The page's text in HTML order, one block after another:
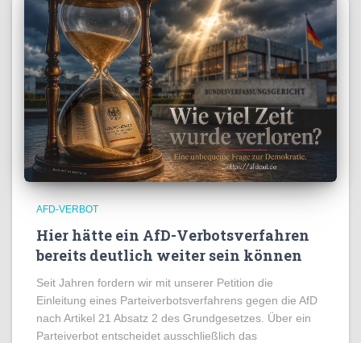
AFD-VERBOT
Hier hätte ein AfD-Verbotsverfahren
bereits deutlich weiter sein können
Seit Jahren fordern wir mit unserer Petition die
Einleitung eines Parteiverbotsverfahrens gegen die AfD
nach Artikel 21 Absatz 2 des Grundgesetzes. Über ein
Parteiverbot entscheidet ausschließlich das